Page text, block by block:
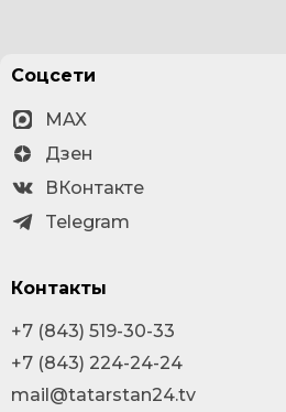
Соцсети
MAX
Дзен
ВКонтакте
Telegram
Контакты
+7 (843) 519-30-33
+7 (843) 224-24-24
mail@tatarstan24.tv